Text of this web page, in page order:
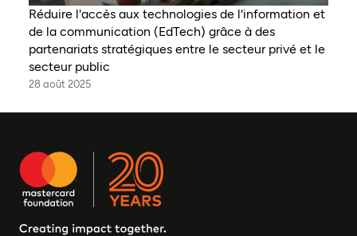
Réduire l'accès aux technologies de l'information et
de la communication (EdTech) grâce à des
partenariats stratégiques entre le secteur privé et le
secteur public
28 août 2025